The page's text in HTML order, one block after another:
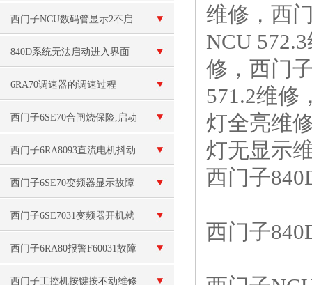
失灵
西门子NCU数码管显示2不启
动维修
840D系统无法启动进入界面
6RA70调速器的调速过程
西门子6SE70合闸烧保险,启动
跳闸维修
西门子6RA8093直流电机抖动
维修控制柜坏
西门子6SE70变频器显示故障
维修
西门子6SE7031变频器开机就
报警F027故障维修
西门子6RA80报警F60031故障
维修
西门子工控机按键按不动维修
维修，西
NCU
修，西门
571.2维修
灯全亮维
灯无显示
西门子
西门子